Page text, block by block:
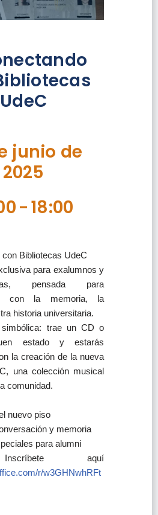
UdeC
junio de
2025
-18:00
Bibliotecas UdeC
para exalumnos y
pensada para
con la memoria, la
historia universitaria.
simbólica: trae un CD o
estado y estarás
la creación de la nueva
una colección musical
comunidad.
nuevo piso
y memoria
para alumni
aquí
r/w3GHNwhRFt